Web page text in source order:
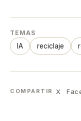
TEMAS
IA reciclaje
COMPARTIR X